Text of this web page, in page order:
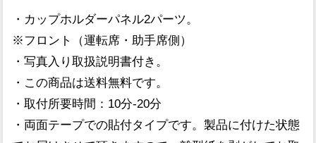
・カップホルダーパネル2パーツ。
※フロント（運転席・助手席側）
・写真入り取扱説明書付き。
・この商品は送料無料です。
・取付所要時間：10分-20分
・両面テープでの貼付タイプです。製品に付けた状態